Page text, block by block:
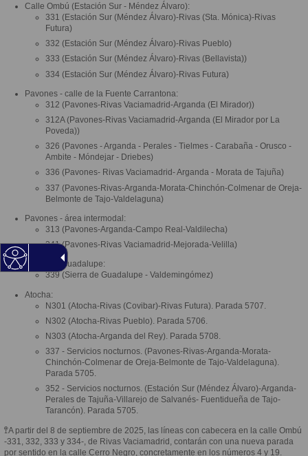
Calle Ombú (Estación Sur - Méndez Álvaro):
331 (Estación Sur (Méndez Álvaro)-Rivas (Sta. Mónica)-Rivas
Futura)
332 (Estación Sur (Méndez Álvaro)-Rivas Pueblo)
333 (Estación Sur (Méndez Álvaro)-Rivas (Bellavista))
334 (Estación Sur (Méndez Álvaro)-Rivas Futura)
Pavones - calle de la Fuente Carrantona:
312 (Pavones-Rivas Vaciamadrid-Arganda (El Mirador))
312A (Pavones-Rivas Vaciamadrid-Arganda (El Mirador por La
Poveda))
326 (Pavones - Arganda - Perales - Tielmes - Carabaña - Orusco -
Ambite - Móndejar - Driebes)
336 (Pavones- Rivas Vaciamadrid- Arganda - Morata de Tajuña)
337 (Pavones-Rivas-Arganda-Morata-Chinchón-Colmenar de Oreja-
Belmonte de Tajo-Valdelaguna)
Pavones - área intermodal:
313 (Pavones-Arganda-Campo Real-Valdilecha)
341 (Pavones-Rivas Vaciamadrid-Mejorada-Velilla)
Sierra de Guadalupe:
339 (Sierra de Guadalupe - Valdemingómez)
Atocha:
N301 (Atocha-Rivas (Covibar)-Rivas Futura). Parada 5707.
N302 (Atocha-Rivas Pueblo). Parada 5706.
N303 (Atocha-Arganda del Rey). Parada 5708.
337 - Servicios nocturnos. (Pavones-Rivas-Arganda-Morata-
Chinchón-Colmenar de Oreja-Belmonte de Tajo-Valdelaguna).
Parada 5705.
352 - Servicios nocturnos. (Estación Sur (Méndez Álvaro)-Arganda-
Perales de Tajuña-Villarejo de Salvanés- Fuentidueña de Tajo-
Tarancón). Parada 5705.
🚏A partir del 8 de septiembre de 2025, las líneas con cabecera en la calle Ombú
-331, 332, 333 y 334-, de Rivas Vaciamadrid, contarán con una nueva parada
por sentido en la calle Cerro Negro, concretamente en los números 4 y 19.